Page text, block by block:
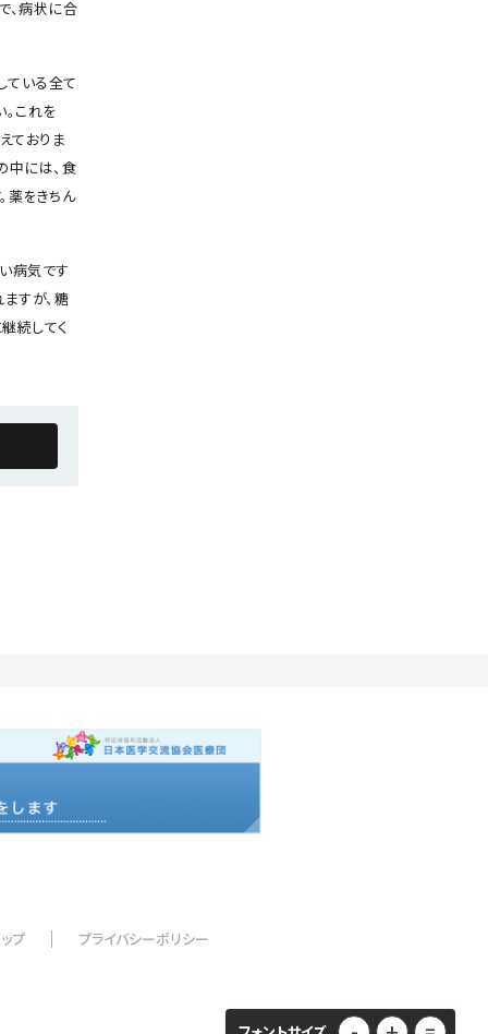
、病状に合
ている全て
これを
ておりま
中には、食
薬をきちん
病気です
すが、糖
続してく
プ プライバシーポリシー